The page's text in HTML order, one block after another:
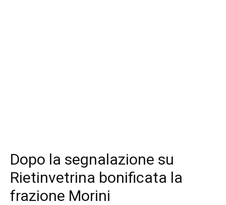
Dopo la segnalazione su
Rietinvetrina bonificata la
frazione Morini